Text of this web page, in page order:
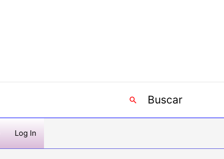
BuscarBuscar
Log In